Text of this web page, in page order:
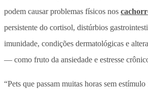
podem causar problemas físicos nos
persistente do cortisol, distúrbios
imunidade, condições dermatológicas e
— como fruto da ansiedade e estresse
“Pets que passam muitas horas sem